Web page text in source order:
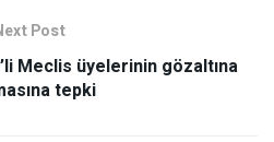
Post
Meclis üyelerinin gözaltına
tepki